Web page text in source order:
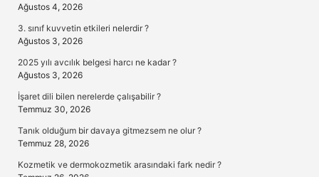
Ağustos 4, 2026
3. sınıf kuvvetin etkileri nelerdir ?
Ağustos 3, 2026
2025 yılı avcılık belgesi harcı ne kadar ?
Ağustos 3, 2026
İşaret dili bilen nerelerde çalışabilir ?
Temmuz 30, 2026
Tanık olduğum bir davaya gitmezsem ne olur ?
Temmuz 28, 2026
Kozmetik ve dermokozmetik arasındaki fark nedir ?